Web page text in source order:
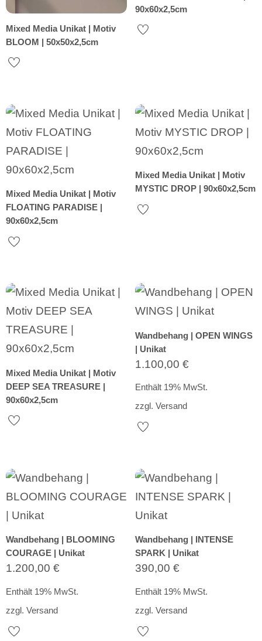
Mixed Media Unikat | Motiv
BLOOM | 50x50x2,5cm
90x60x2,5cm
Mixed Media Unikat | Motiv
FLOATING PARADISE |
90x60x2,5cm
Mixed Media Unikat | Motiv
MYSTIC DROP | 90x60x2,5cm
Mixed Media Unikat | Motiv
DEEP SEA TREASURE |
90x60x2,5cm
Wandbehang | OPEN WINGS
| Unikat
1.100,00 €
Enthält 19% MwSt.
zzgl. Versand
Wandbehang | BLOOMING
COURAGE | Unikat
1.200,00 €
Enthält 19% MwSt.
zzgl. Versand
Wandbehang | INTENSE
SPARK | Unikat
390,00 €
Enthält 19% MwSt.
zzgl. Versand